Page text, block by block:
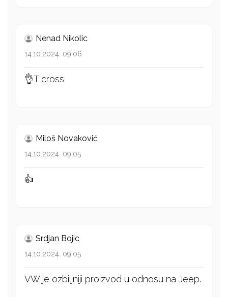
Nenad Nikolic
14.10.2024. 09:06
👌T cross
Miloš Novaković
14.10.2024. 09:05
👍
Srdjan Bojic
14.10.2024. 09:05
VW je ozbiljniji proizvod u odnosu na Jeep.